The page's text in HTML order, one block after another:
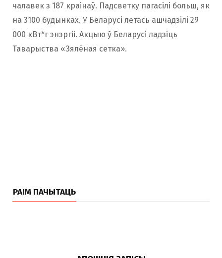
чалавек з 187 краінаў. Падсветку пагасілі больш, як
на 3100 будынках. У Беларусі летась ашчадзілі 29
000 кВт*г энэргіі. Акцыю ў Беларусі ладзіць
Таварыства «Зялёная сетка».
РАІМ ПАЧЫТАЦЬ